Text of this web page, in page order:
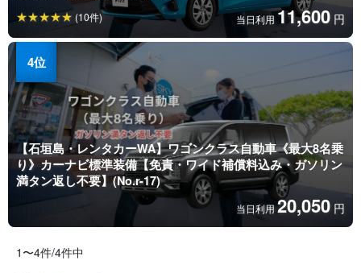
当日利用11,600 円
(10件)
【石垣島・レンタカーWA】ワゴンクラス自動車《最大8名乗
り》カーナビ標準装備【免責・ワイド補償料込み・ガソリン
満タン返し不要】(No.r-17)
当日利用20,050 円
1〜4件/4件中